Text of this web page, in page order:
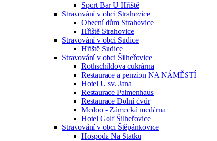
Sport Bar U Hřiště
Stravování v obci Strahovice
Obecní dům Strahovice
Hřiště Strahovice
Stravování v obci Sudice
Hřiště Sudice
Stravování v obci Šilheřovice
Rothschildova cukrárna
Restaurace a penzion NA NÁMĚSTÍ
Hotel U sv. Jana
Restaurace Palmenhaus
Restaurace Dolní dvůr
Medoo - Zámecká medárna
Hotel Golf Šilheřovice
Stravování v obci Štěpánkovice
Hospoda Na Statku